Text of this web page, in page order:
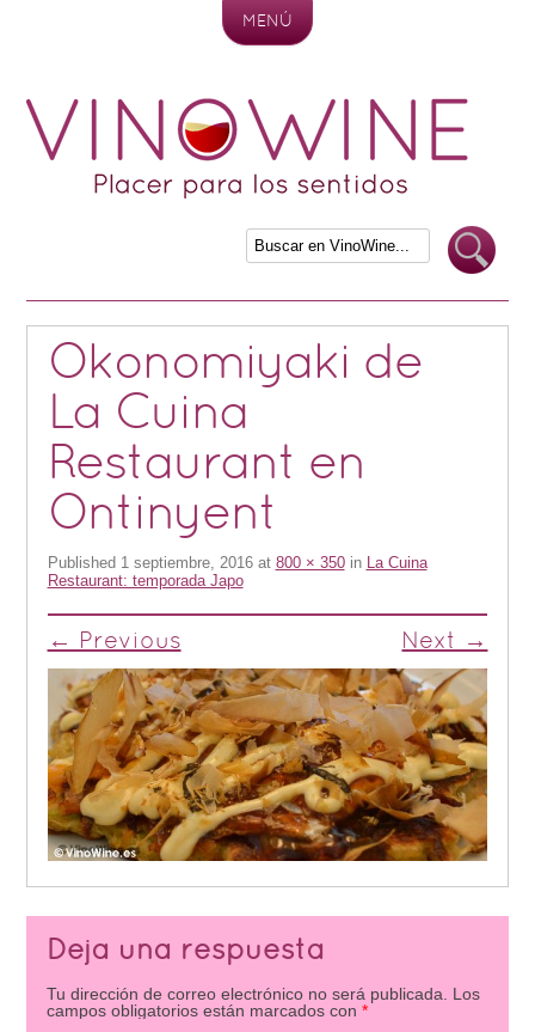
MENÚ
Okonomiyaki de
La Cuina
Restaurant en
Ontinyent
Published 1 septiembre, 2016at 800 × 350in La Cuina
Restaurant: temporada Japo
← Previous Next →
Deja una respuesta
Tu dirección de correo electrónico no será publicada.
Los
campos obligatorios están marcados con *